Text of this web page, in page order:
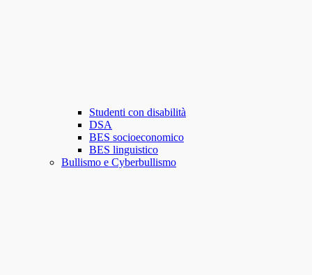
Studenti con disabilità
DSA
BES socioeconomico
BES linguistico
Bullismo e Cyberbullismo